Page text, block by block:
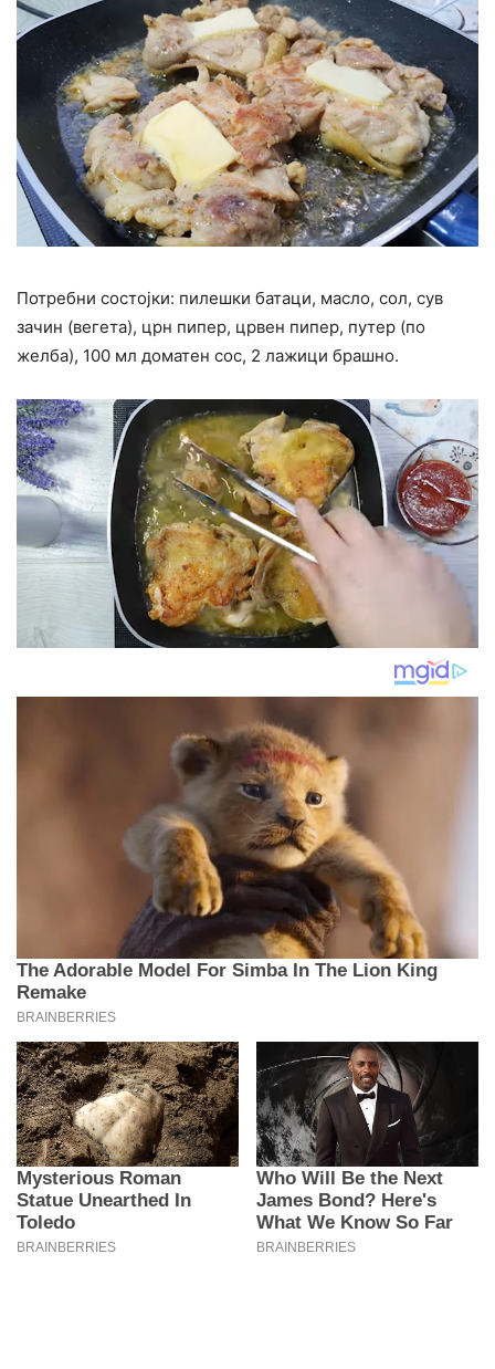
Потребни состојки: пилешки батаци, масло, сол, сув
зачин (вегета), црн пипер, црвен пипер, путер (по
желба), 100 мл доматен сос, 2 лажици брашно.